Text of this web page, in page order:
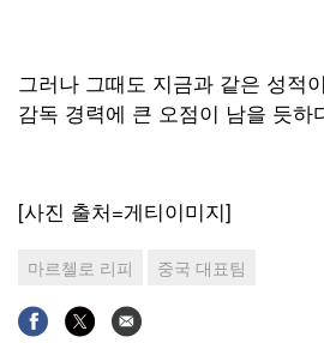
그러나 그때도 지금과 같은 성적
감독 경력에 큰 오점이 남을 듯하
[사진 출처=게티이미지]
마르첼로 리피 중국 대표팀